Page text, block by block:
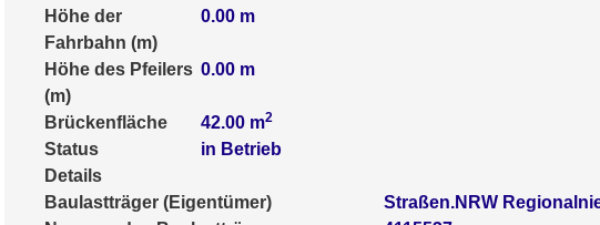
Höhe der
Fahrbahn (m)
0.00 m
Höhe des Pfeilers
(m)
0.00 m
Brückenfläche 42.00 m2
Status
in Betrieb
Details
Baulastträger (Eigentümer)
Straßen.NRW